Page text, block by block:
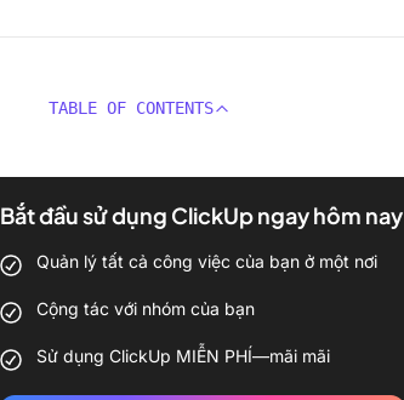
TABLE OF CONTENTS
Bắt đầu sử dụng ClickUp ngay hôm nay
Quản lý tất cả công việc của bạn ở một nơi
Cộng tác với nhóm của bạn
Sử dụng ClickUp MIỄN PHÍ—mãi mãi